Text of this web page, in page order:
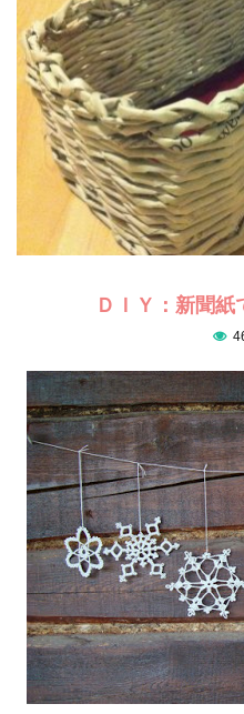
ＤＩＹ：新聞